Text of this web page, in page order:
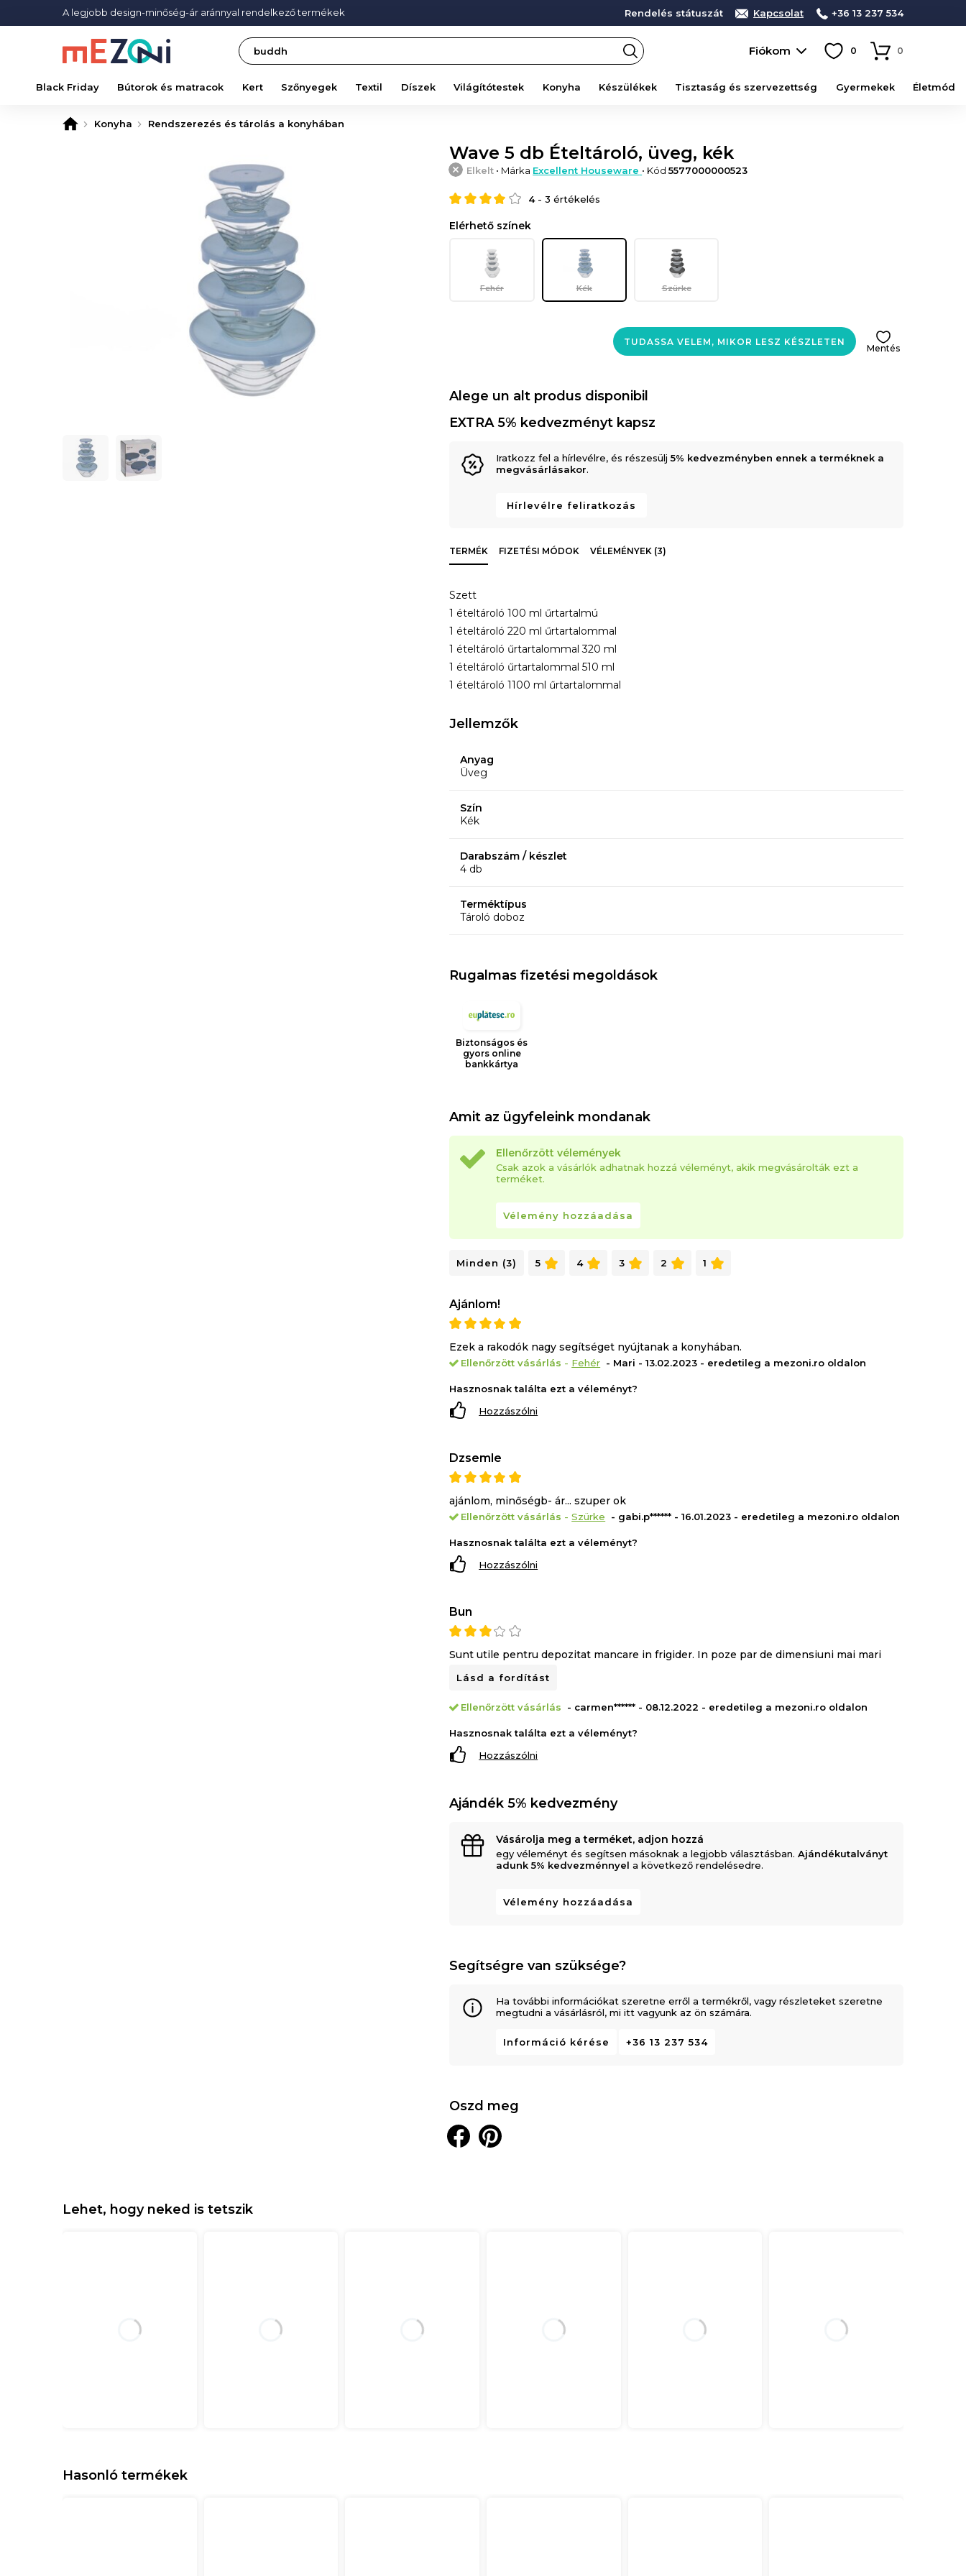
A legjobb design-minőség-ár aránnyal rendelkező termékek Rendelés státuszát Kapcsolat +36 13 237 534
Search Fiókom 0 0
Black Friday Bútorok és matracok Kert Szőnyegek Textil Díszek Világítótestek Konyha Készülékek Tisztaság és szervezettség Gyermekek Életmód
Konyha Rendszerezés és tárolás a konyhában
Wave 5 db Ételtároló, üveg, kék
Elkelt • Márka Excellent Houseware • Kód5577000000523
4-3 értékelés
Elérhető színek
Fehér Kék Szürke
TUDASSA VELEM, MIKOR LESZ KÉSZLETEN
Mentés
Alege un alt produs disponibil
EXTRA 5% kedvezményt kapsz
Iratkozz fel a hírlevélre, és részesülj5% kedvezményben ennek a terméknek a
megvásárlásakor.
Hírlevélre feliratkozás
TERMÉK FIZETÉSI MÓDOK VÉLEMÉNYEK (3)
Szett
1 ételtároló 100 ml űrtartalmú
1 ételtároló 220 ml űrtartalommal
1 ételtároló űrtartalommal 320 ml
1 ételtároló űrtartalommal 510 ml
1 ételtároló 1100 ml űrtartalommal
Jellemzők
Anyag
Üveg
Szín
Kék
Darabszám / készlet
4 db
Terméktípus
Tároló doboz
Rugalmas fizetési megoldások
Biztonságos és
gyors online
bankkártya
Amit az ügyfeleink mondanak
Ellenőrzött vélemények
Csak azok a vásárlók adhatnak hozzá véleményt, akik megvásárolták ezt a
terméket.
Vélemény hozzáadása
Minden (3) 5 4 3 2 1
Ajánlom!
Ezek a rakodók nagy segítséget nyújtanak a konyhában.
Ellenőrzött vásárlás - Fehér - Mari - 13.02.2023 - eredetileg a mezoni.ro oldalon
Hasznosnak találta ezt a véleményt?
Hozzászólni
Dzsemle
ajánlom, minőségb- ár... szuper ok
Ellenőrzött vásárlás -Szürke - gabi.p****** - 16.01.2023 - eredetileg a mezoni.ro oldalon
Hasznosnak találta ezt a véleményt?
Hozzászólni
Bun
Sunt utile pentru depozitat mancare in frigider. In poze par de dimensiuni mai mari
Lásd a fordítást
Ellenőrzött vásárlás - carmen****** - 08.12.2022 - eredetileg a mezoni.ro oldalon
Hasznosnak találta ezt a véleményt?
Hozzászólni
Ajándék 5% kedvezmény
Vásárolja meg a terméket, adjon hozzá
egy véleményt és segítsen másoknak a legjobb választásban.Ajándékutalványt
adunk 5% kedvezménnyel a következő rendelésedre.
Vélemény hozzáadása
Segítségre van szüksége?
Ha további információkat szeretne erről a termékről, vagy részleteket szeretne
megtudni a vásárlásról, mi itt vagyunk az ön számára.
Információ kérése +36 13 237 534
Oszd meg
Lehet, hogy neked is tetszik
Hasonló termékek